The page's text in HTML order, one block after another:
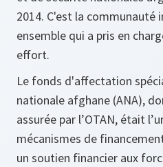
2014. C'est la communauté
ensemble qui a pris en
effort.
Le fonds d'affectation
nationale afghane (ANA),
assurée par l’OTAN, était
mécanismes de
un soutien financier aux